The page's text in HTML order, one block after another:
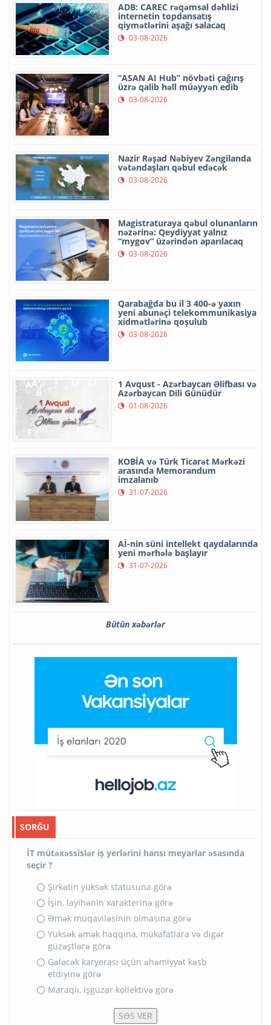
ADB: CAREC rəqəmsal dəhlizi
internetin topdansatış
qiymətlərini aşağı salacaq
03-08-2026
“ASAN AI Hub” növbəti çağırış
üzrə qalib həll müəyyən edib
03-08-2026
Nazir Rəşad Nəbiyev Zəngilanda
vətəndaşları qəbul edəcək
03-08-2026
Magistraturaya qəbul olunanların
nəzərinə: Qeydiyyat yalnız
“mygov” üzərindən aparılacaq
03-08-2026
Qarabağda bu il 3 400-ə yaxın
yeni abunəçi telekommunikasiya
xidmətlərinə qoşulub
03-08-2026
1 Avqust - Azərbaycan Əlifbası və
Azərbaycan Dili Günüdür
01-08-2026
KOBİA və Türk Ticarət Mərkəzi
arasında Memorandum
imzalanıb
31-07-2026
Aİ-nin süni intellekt qaydalarında
yeni mərhələ başlayır
31-07-2026
Bütün xəbərlər
SORĞU
İT mütəxəssislər iş yerlərini hansı meyarlar əsasında
seçir ?
Şirkətin yüksək statusuna görə
İşin, layihənin xarakterinə görə
Əmək müqaviləsinin olmasına görə
Yüksək əmək haqqına, mükafatlara və digər
güzəştlərə görə
Gələcək karyerası üçün əhəmiyyət kəsb
etdiyinə görə
Maraqlı, işgüzar kollektivə görə